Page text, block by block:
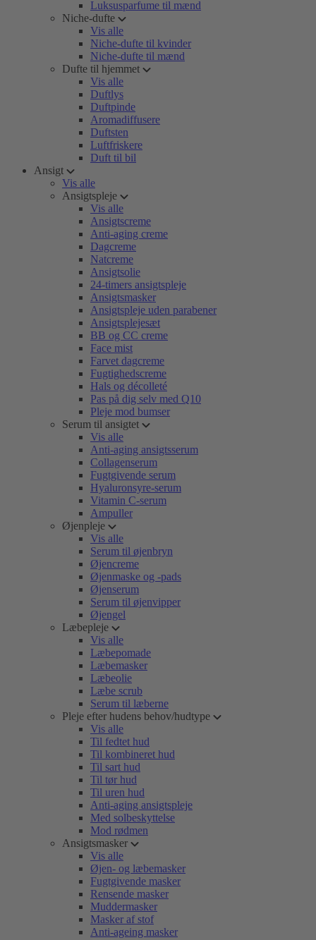
Luksusparfume til mænd
Niche-dufte
Vis alle
Niche-dufte til kvinder
Niche-dufte til mænd
Dufte til hjemmet
Vis alle
Duftlys
Duftpinde
Aromadiffusere
Duftsten
Luftfriskere
Duft til bil
Ansigt
Vis alle
Ansigtspleje
Vis alle
Ansigtscreme
Anti-aging creme
Dagcreme
Natcreme
Ansigtsolie
24-timers ansigtspleje
Ansigtsmasker
Ansigtspleje uden parabener
Ansigtsplejesæt
BB og CC creme
Face mist
Farvet dagcreme
Fugtighedscreme
Hals og décolleté
Pas på dig selv med Q10
Pleje mod bumser
Serum til ansigtet
Vis alle
Anti-aging ansigtsserum
Collagenserum
Fugtgivende serum
Hyaluronsyre-serum
Vitamin C-serum
Ampuller
Øjenpleje
Vis alle
Serum til øjenbryn
Øjencreme
Øjenmaske og -pads
Øjenserum
Serum til øjenvipper
Øjengel
Læbepleje
Vis alle
Læbepomade
Læbemasker
Læbeolie
Læbe scrub
Serum til læberne
Pleje efter hudens behov/hudtype
Vis alle
Til fedtet hud
Til kombineret hud
Til sart hud
Til tør hud
Til uren hud
Anti-aging ansigtspleje
Med solbeskyttelse
Mod rødmen
Ansigtsmasker
Vis alle
Øjen- og læbemasker
Fugtgivende masker
Rensende masker
Muddermasker
Masker af stof
Anti-ageing masker